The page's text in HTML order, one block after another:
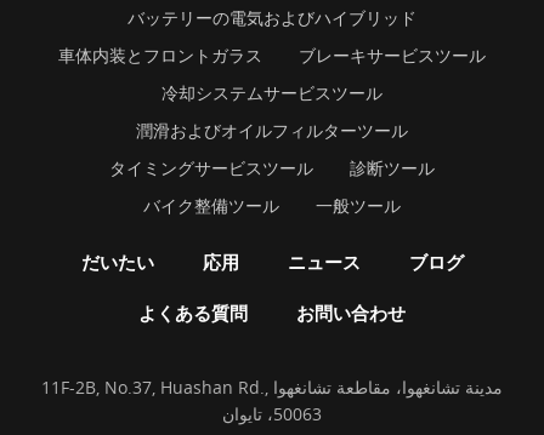
バッテリーの電気およびハイブリッド
車体内装とフロントガラス
ブレーキサービスツール
冷却システムサービスツール
潤滑およびオイルフィルターツール
タイミングサービスツール
診断ツール
バイク整備ツール
一般ツール
だいたい 応用 ニュース ブログ
よくある質問 お問い合わせ
11F-2B, No.37, Huashan Rd., مدينة تشانغهوا، مقاطعة تشانغهوا
50063، تايوان